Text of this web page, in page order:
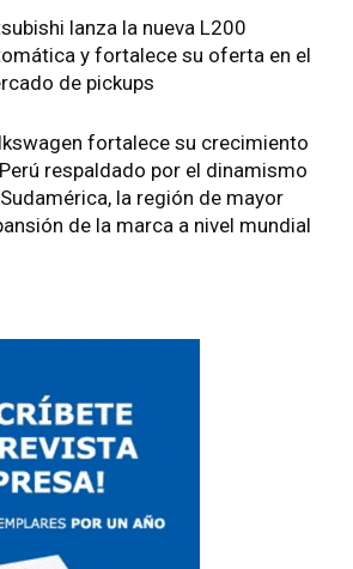
lanza la nueva L200
y fortalece su oferta en el
de pickups
fortalece su crecimiento
respaldado por el dinamismo
la región de mayor
de la marca a nivel mundial